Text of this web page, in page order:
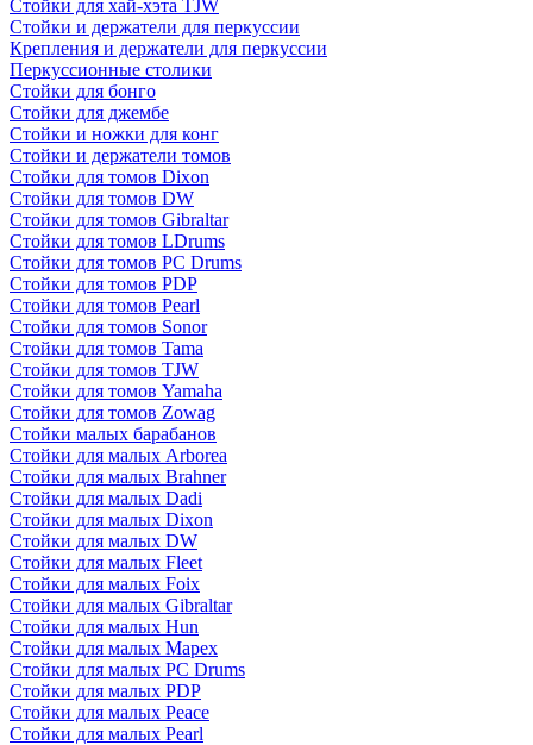
Стойки для хай-хэта TJW
Стойки и держатели для перкуссии
Крепления и держатели для перкуссии
Перкуссионные столики
Стойки для бонго
Стойки для джембе
Стойки и ножки для конг
Стойки и держатели томов
Стойки для томов Dixon
Стойки для томов DW
Стойки для томов Gibraltar
Стойки для томов LDrums
Стойки для томов PC Drums
Стойки для томов PDP
Стойки для томов Pearl
Стойки для томов Sonor
Стойки для томов Tama
Стойки для томов TJW
Стойки для томов Yamaha
Стойки для томов Zowag
Стойки малых барабанов
Стойки для малых Arborea
Стойки для малых Brahner
Стойки для малых Dadi
Стойки для малых Dixon
Стойки для малых DW
Стойки для малых Fleet
Стойки для малых Foix
Стойки для малых Gibraltar
Стойки для малых Hun
Стойки для малых Mapex
Стойки для малых PC Drums
Стойки для малых PDP
Стойки для малых Peace
Стойки для малых Pearl